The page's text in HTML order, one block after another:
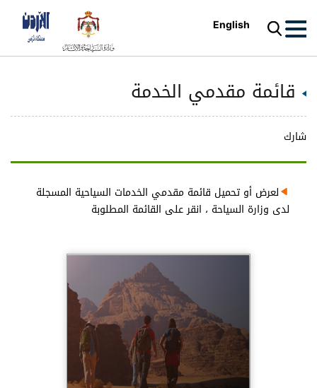
English
قائمة مقدمي الخدمة
شارك
لعرض أو تحميل قائمة مقدمي الخدمات السياحية المسجلة
لدى وزارة السياحة ، انقر على القائمة المطلوبة